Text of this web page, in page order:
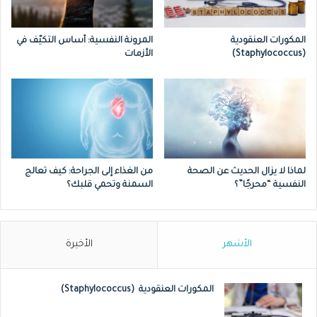
تحسين هضم سكر اللبن وذلك بإنتاج أنزيم
خميرة سكر اللبن.
إنتاج أحماض اللبنيك والخلّيك اللذين يحاربان
البكتيريا الضارة من غزو الجسم.
منع نمو وانتشار الفطريات من الأماكن التي
تتواجد فيها.
تقليل التفاعلات الإلتهابية التحسسية عن
طريق تثبيط استجابة الأمعاء للأطعمة
المسببة للحساسية.
المكورات العنقودية
(Staphylococcus)
المرونة النفسية: أساس التكيّف في
الأزمات
لماذا لا يزال الحديث عن الصحة
النفسية “محرجًا”؟
من الغذاء إلى الجراحة: كيف تعالج
السمنة وتحمي قلبك؟
الأشهر الأخيرة
المكورات العنقودية (Staphylococcus)